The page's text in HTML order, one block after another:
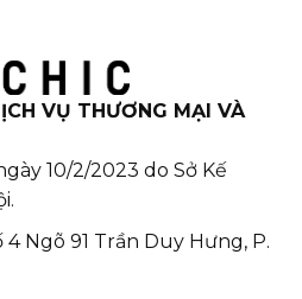
VỤ THƯƠNG MẠI VÀ
10/2/2023 do Sở Kế
4 Ngõ 91 Trần Duy Hưng, P.